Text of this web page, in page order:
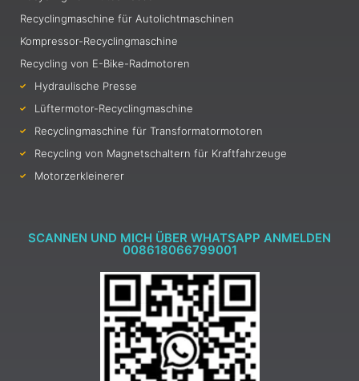
Recyclingmaschine für Autolichtmaschinen
Kompressor-Recyclingmaschine
Recycling von E-Bike-Radmotoren
Hydraulische Presse
Lüftermotor-Recyclingmaschine
Recyclingmaschine für Transformatormotoren
Recycling von Magnetschaltern für Kraftfahrzeuge
Motorzerkleinerer
SCANNEN UND MICH ÜBER WHATSAPP ANMELDEN
008618066799001